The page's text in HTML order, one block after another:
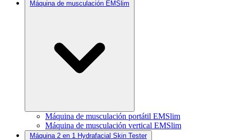
Máquina de musculación EMSlim
Máquina de musculación portátil EMSlim
Máquina de musculación vertical EMSlim
Máquina 2 en 1 Hydrafacial Skin Tester